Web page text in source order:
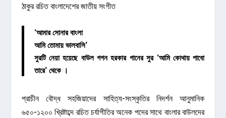
ঠাকুর রচিত বাংলাদেশের জাতীয় সংগীত
‘আমার সোনার বাংলা
আমি তোমায় ভালবাসি’
সুরটি নেয়া হয়েছে বাউল গগন হরকার গানের সুর ‘আমি কোথায় পাবো
তারে’ থেকে ।
প্রাচীন বৌদ্ধ সহজিয়াদের সাহিত্য-সংস্কৃতির নিদর্শন আনুমানিক
৬৫০-১২০০ খ্রিষ্টাব্দে রচিত চর্যাগীতির অনেক পদের সাথে বাংলার বাউলদের